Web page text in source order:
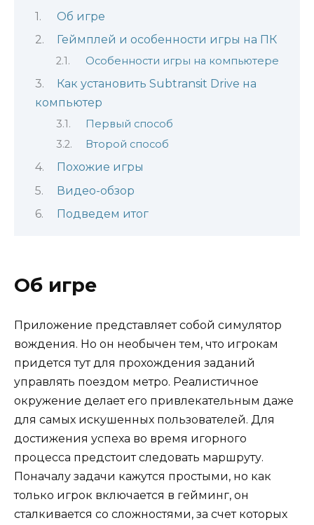
Об игре
Геймплей и особенности игры на ПК
Особенности игры на компьютере
Как установить Subtransit Drive на
компьютер
Первый способ
Второй способ
Похожие игры
Видео-обзор
Подведем итог
Об игре
Приложение представляет собой симулятор
вождения. Но он необычен тем, что игрокам
придется тут для прохождения заданий
управлять поездом метро. Реалистичное
окружение делает его привлекательным даже
для самых искушенных пользователей. Для
достижения успеха во время игорного
процесса предстоит следовать маршруту.
Поначалу задачи кажутся простыми, но как
только игрок включается в гейминг, он
сталкивается со сложностями, за счет которых